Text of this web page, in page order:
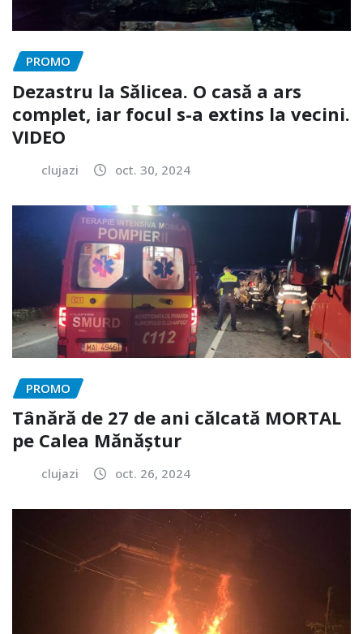
PROMO
Dezastru la Sălicea. O casă a ars
complet, iar focul s-a extins la vecini.
VIDEO
clujazi oct. 30, 2024
PROMO
Tânără de 27 de ani călcată MORTAL
pe Calea Mănăștur
clujazi oct. 26, 2024